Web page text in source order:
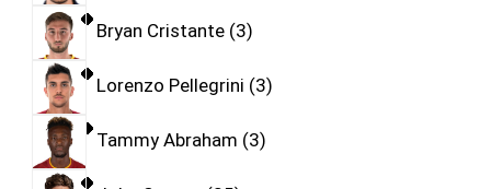
Bryan Cristante 3
Lorenzo Pellegrini 3
Tammy Abraham 3